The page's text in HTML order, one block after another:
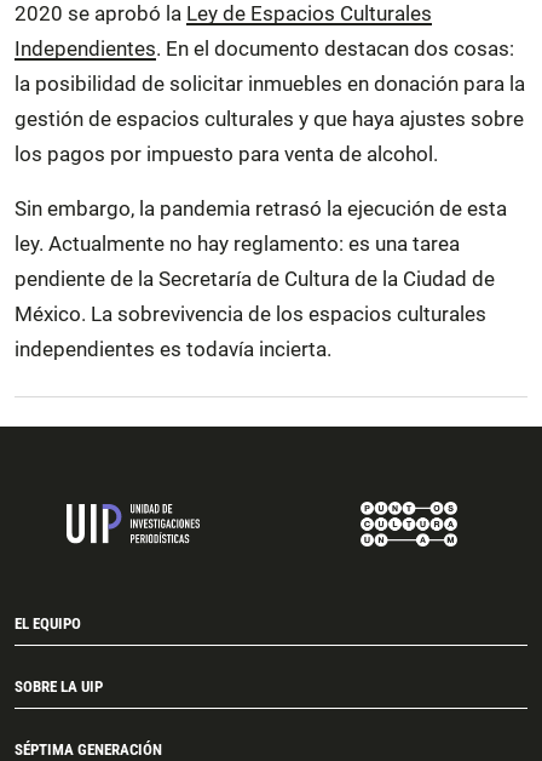
2020 se aprobó la Ley de Espacios Culturales
Independientes. En el documento destacan dos cosas:
la posibilidad de solicitar inmuebles en donación para la
gestión de espacios culturales y que haya ajustes sobre
los pagos por impuesto para venta de alcohol.
Sin embargo, la pandemia retrasó la ejecución de esta
ley. Actualmente no hay reglamento: es una tarea
pendiente de la Secretaría de Cultura de la Ciudad de
México. La sobrevivencia de los espacios culturales
independientes es todavía incierta.
EL EQUIPO
SOBRE LA UIP
SÉPTIMA GENERACIÓN